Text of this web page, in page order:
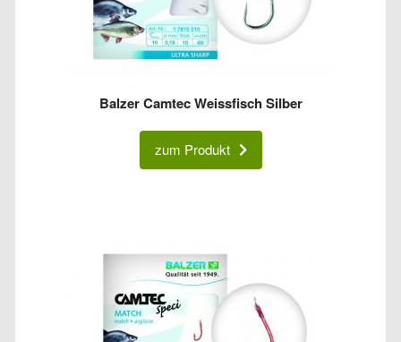
Balzer Camtec Weissfisch Silber
zum Produkt